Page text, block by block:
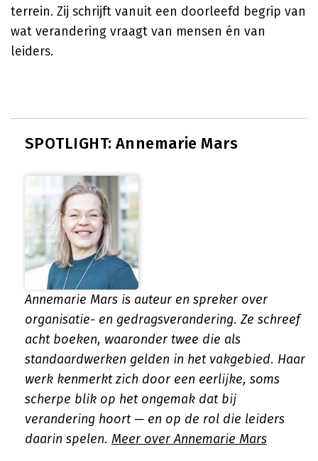
terrein. Zij schrijft vanuit een doorleefd begrip van
wat verandering vraagt van mensen én van
leiders.
SPOTLIGHT: Annemarie Mars
Annemarie Mars is auteur en spreker over
organisatie- en gedragsverandering. Ze schreef
acht boeken, waaronder twee die als
standaardwerken gelden in het vakgebied. Haar
werk kenmerkt zich door een eerlijke, soms
scherpe blik op het ongemak dat bij
verandering hoort — en op de rol die leiders
daarin spelen. Meer over Annemarie Mars